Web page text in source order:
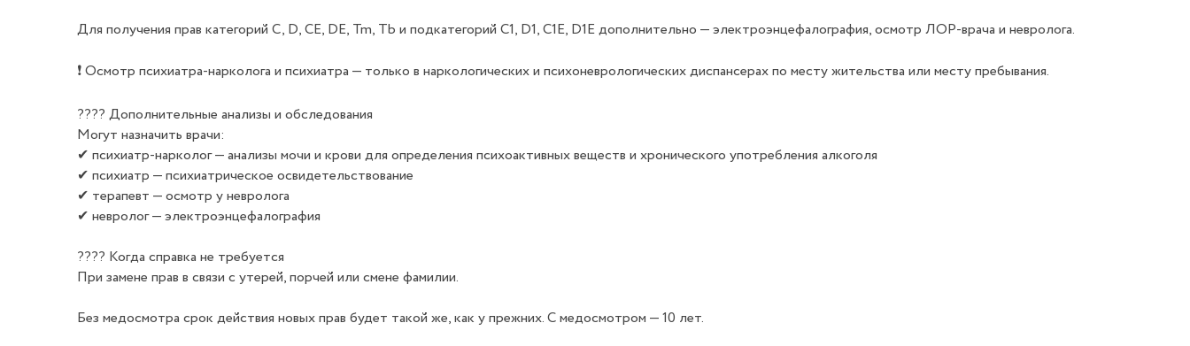
Для получения прав категорий C, D, CE, DE, Tm, Tb и подкатегорий C1, D1, C1E, D1E дополнительно — электроэнцефалография, осмотр ЛОР-врача и невролога.
❗ Осмотр психиатра-нарколога и психиатра — только в наркологических и психоневрологических диспансерах по месту жительства или месту пребывания.
???? Дополнительные анализы и обследования
Могут назначить врачи:
✔ психиатр-нарколог — анализы мочи и крови для определения психоактивных веществ и хронического употребления алкоголя
✔ психиатр — психиатрическое освидетельствование
✔ терапевт — осмотр у невролога
✔ невролог — электроэнцефалография
???? Когда справка не требуется
При замене прав в связи с утерей, порчей или смене фамилии.
Без медосмотра срок действия новых прав будет такой же, как у прежних. С медосмотром — 10 лет.